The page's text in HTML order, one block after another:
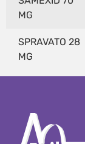
MG
SPRAVATO 28
MG